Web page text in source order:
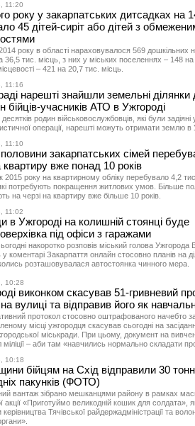
11:20
року у закарпатських дитсадках на
45 дітей-сиріт або дітей з
року в області нараховувалося 569 дошкільних
36,5 тис. місць, з них у міських поселеннях – 148
– 421 на 20,7 тис. місць.
11:16
нарешті знайшли земельні
бійців-учасників АТО в Ужгороді
родин військовослужбовців, які були задіяні
операції, нарешті можуть отримати землю в
11:10
закарпатських сімей
квартиру вже понад 10 років
2015 року на квартирному обліку перебувало 4,2
потребують покращення житлових умов. Більше
на черзі на квартиру вже більше 10 років.
11:02
в Ужгороді на колишній стоянці буде
під офіси з гаражами
накоротко розповів міський голова Ужгорода
коментарі Закарпаття онлайн стосовно планів на
розташовувалася автостоянка чинного мера.
10:28
виконком скасував 51-гривневий
на вулиці та відправив його як
протокол стосовно оштрафованого начебто
місці ужгородця скасував сьогодні на
міськради. При цьому, документ на
міліції – аби там «навчились нормально складати
10:18
бійцям на Схід відправили 30
пакунків (ФОТО)
вантаж зібрано мешканцями району в рамках
акції «Приготуймо великодній кошик для солдата»,
керівництва Тячівської райдержадміністрації та